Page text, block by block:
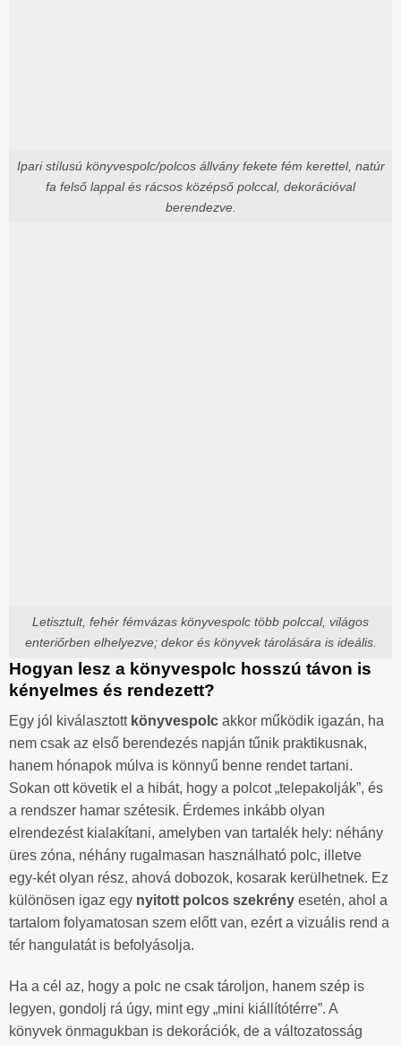
Ipari stílusú könyvespolc/polcos állvány fekete fém kerettel, natúr
fa felső lappal és rácsos középső polccal, dekorációval
berendezve.
Letisztult, fehér fémvázas könyvespolc több polccal, világos
enteriőrben elhelyezve; dekor és könyvek tárolására is ideális.
Hogyan lesz a könyvespolc hosszú távon is
kényelmes és rendezett?
Egy jól kiválasztott könyvespolc akkor működik igazán, ha
nem csak az első berendezés napján tűnik praktikusnak,
hanem hónapok múlva is könnyű benne rendet tartani.
Sokan ott követik el a hibát, hogy a polcot „telepakolják”, és
a rendszer hamar szétesik. Érdemes inkább olyan
elrendezést kialakítani, amelyben van tartalék hely: néhány
üres zóna, néhány rugalmasan használható polc, illetve
egy-két olyan rész, ahová dobozok, kosarak kerülhetnek. Ez
különösen igaz egy nyitott polcos szekrény esetén, ahol a
tartalom folyamatosan szem előtt van, ezért a vizuális rend a
tér hangulatát is befolyásolja.
Ha a cél az, hogy a polc ne csak tároljon, hanem szép is
legyen, gondolj rá úgy, mint egy „mini kiállítótérre”. A
könyvek önmagukban is dekorációk, de a változatosság